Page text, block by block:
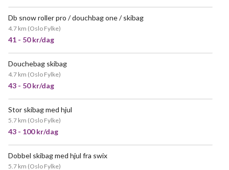
Db snow roller pro / douchbag one / skibag
4.7 km (Oslo Fylke)
41 - 50 kr/dag
Douchebag skibag
4.7 km (Oslo Fylke)
43 - 50 kr/dag
Stor skibag med hjul
5.7 km (Oslo Fylke)
43 - 100 kr/dag
Dobbel skibag med hjul fra swix
5.7 km (Oslo Fylke)